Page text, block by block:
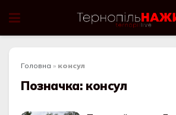
Головна » консул
Позначка: консул